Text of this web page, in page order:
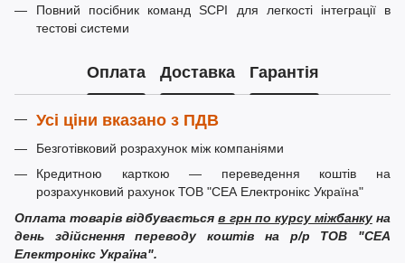
Повний посібник команд SCPI для легкості інтеграції в
тестові системи
Оплата Доставка Гарантія
Усі ціни вказано з ПДВ
Безготівковий розрахунок між компаніями
Кредитною карткою — переведення коштів на
розрахунковий рахунок ТОВ "СЕА Електронікс Україна"
Оплата товарів відбуваєтьсяв грн по курсу міжбанкуна
день здійснення переводу коштів на р/р ТОВ "СЕА
Електронікс Україна".